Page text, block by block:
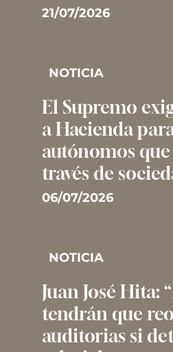
21/07/2026
NOTICIA
El Supremo
a Hacienda
autónomos
través de
06/07/2026
NOTICIA
Juan José Hita:
tendrán que
auditorias si